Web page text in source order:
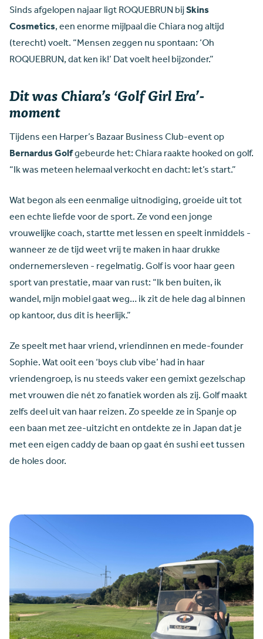
Sinds afgelopen najaar ligt ROQUEBRUN bijSkins
Cosmetics, een enorme mijlpaal die Chiara nog altijd
(terecht) voelt. “Mensen zeggen nu spontaan: ‘Oh
ROQUEBRUN, dat ken ik!’ Dat voelt heel bijzonder.”
Dit was Chiara’s ‘Golf Girl Era’-
moment
Tijdens een Harper’s Bazaar Business Club-event op
Bernardus Golfgebeurde het: Chiara raakte hooked on golf.
“Ik was meteen helemaal verkocht en dacht: let’s start.”
Wat begon als een eenmalige uitnodiging, groeide uit tot
een echte liefde voor de sport. Ze vond een jonge
vrouwelijke coach, startte met lessen en speelt inmiddels -
wanneer ze de tijd weet vrij te maken in haar drukke
ondernemersleven - regelmatig. Golf is voor haar geen
sport van prestatie, maar van rust: “Ik ben buiten, ik
wandel, mijn mobiel gaat weg… ik zit de hele dag al binnen
op kantoor, dus dit is heerlijk.”
Ze speelt met haar vriend, vriendinnen en mede-founder
Sophie. Wat ooit een ‘boys club vibe’ had in haar
vriendengroep, is nu steeds vaker een gemixt gezelschap
met vrouwen die nét zo fanatiek worden als zij. Golf maakt
zelfs deel uit van haar reizen. Zo speelde ze in Spanje op
een baan met zee-uitzicht en ontdekte ze in Japan dat je
met een eigen caddy de baan op gaat én sushi eet tussen
de holes door.